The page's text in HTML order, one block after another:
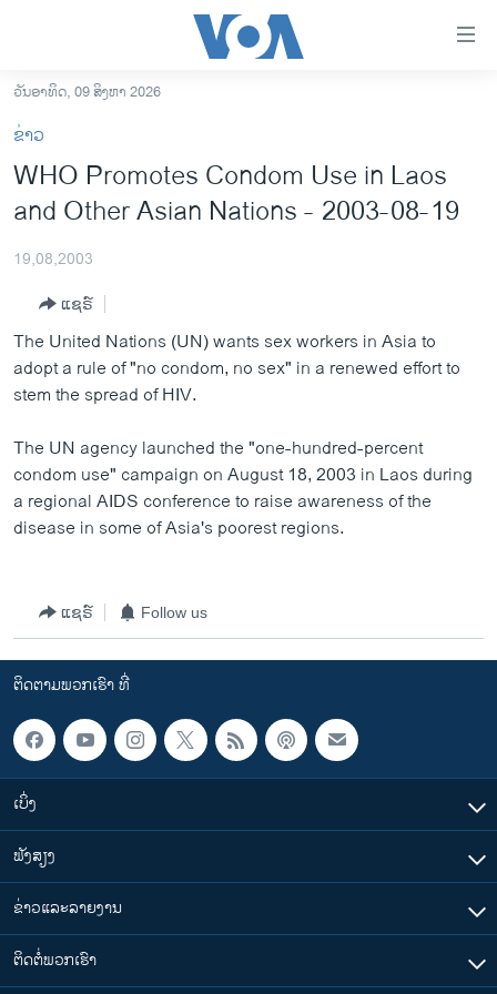
ເຂົ້າ
ຫາ
ຂ້າມ
ຂ້າມ
ຫາ
ອາເມຣິກາ
ຂ່າວ​ຈີນ
ໂລກ
ເອເຊຍ
ອິດສະຫຼະພາບດ້ານການຂ່າວ
ຊີວິດຊາວລາວ
ຊຸມຊົນຊາວລາວ
ວິທະຍາສາດ-ເທັກໂນໂລຈີ
ວີດີໂອ
ສຽງ
ລາຍການກະຈາຍສຽງ
ລາຍງານ
ຕິດຕາມພວກເຮົາ ທີ່
ພາສາຕ່າງໆ
ວັນອາທິດ, 09 ສິງຫາ 2026
ຂ່າວ
WHO Promotes Condom Use in Laos
and Other Asian Nations - 2003-08-19
19,08,2003
ແຊຣ໌
The United Nations (UN) wants sex workers in Asia to
adopt a rule of "no condom, no sex" in a renewed effort to
stem the spread of HIV.
The UN agency launched the "one-hundred-percent
condom use" campaign on August 18, 2003 in Laos during
a regional AIDS conference to raise awareness of the
disease in some of Asia's poorest regions.
ແຊຣ໌ Follow us
ຕິດຕາມພວກເຮົາ ທີ່
ເບິ່ງ
ຟັງສຽງ
ຂ່າວແລະລາຍງານ
ຕິດຕໍ່ພວກເຮົາ